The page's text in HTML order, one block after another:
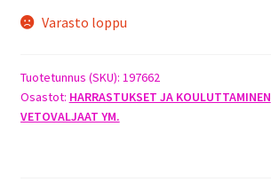
Varasto loppu
Tuotetunnus (SKU): 197662
Osastot: HARRASTUKSET JA KOULUTTAMINEN
VETOVALJAAT YM.